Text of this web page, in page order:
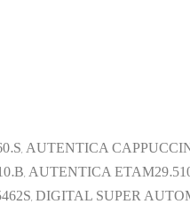
AUTENTICA
AUTENTICA
DIGITAL SUPER